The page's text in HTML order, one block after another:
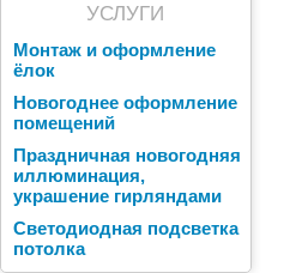
УСЛУГИ
Монтаж и оформление
ёлок
Новогоднее оформление
помещений
Праздничная новогодняя
иллюминация,
украшение гирляндами
Светодиодная подсветка
потолка